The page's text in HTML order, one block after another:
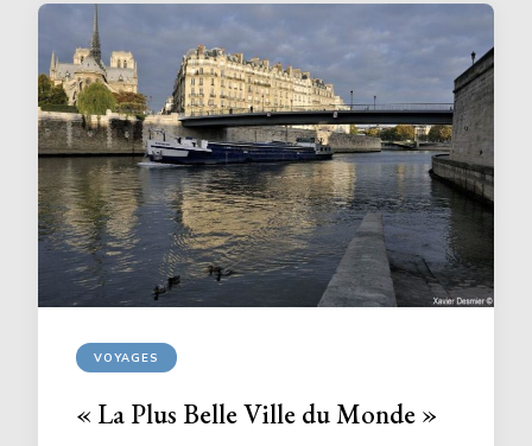
VOYAGES
« La Plus Belle Ville du Monde »